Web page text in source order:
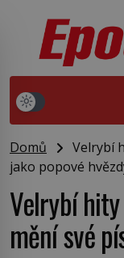
Domů
Velrybí
jako popové
Velrybí
mění své